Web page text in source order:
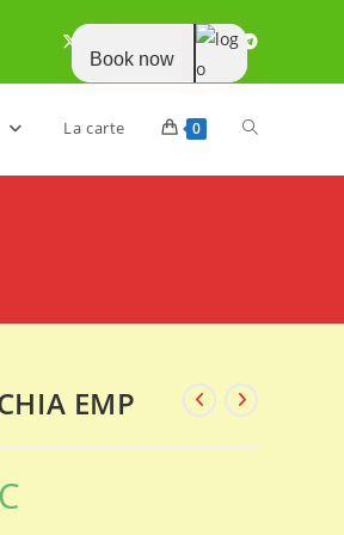
La carte 0 Toggle
EMP
Book now